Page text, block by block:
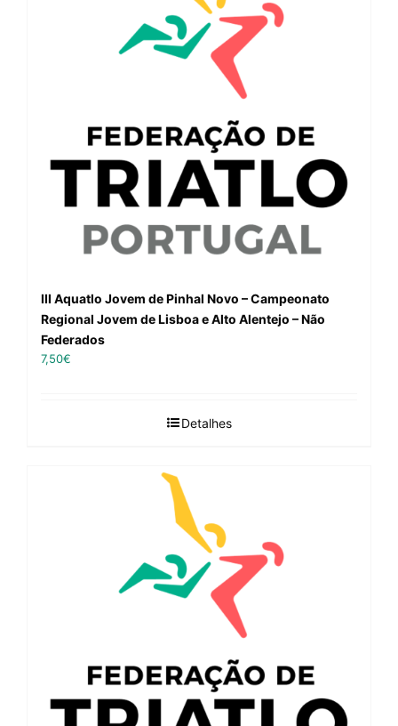
III Aquatlo Jovem de Pinhal Novo – Campeonato
Regional Jovem de Lisboa e Alto Alentejo – Não
Federados
7,50€
Detalhes